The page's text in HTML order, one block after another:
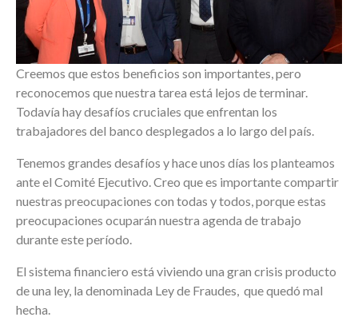
Creemos que estos beneficios son importantes, pero
reconocemos que nuestra tarea está lejos de terminar.
Todavía hay desafíos cruciales que enfrentan los
trabajadores del banco desplegados a lo largo del país.
Tenemos grandes desafíos y hace unos días los planteamos
ante el Comité Ejecutivo. Creo que es importante compartir
nuestras preocupaciones con todas y todos, porque estas
preocupaciones ocuparán nuestra agenda de trabajo
durante este período.
El sistema financiero está viviendo una gran crisis producto
de una ley, la denominada Ley de Fraudes, que quedó mal
hecha.